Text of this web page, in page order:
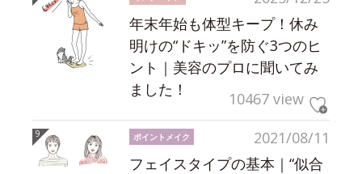
年末年始も体型キープ！休み
明けの“ドキッ”を防ぐ3つのヒ
ント｜美容のプロに聞いてみ
ました！
10467 view
2021/08/11
ポイントメイク
フェイスタイプの基本｜“似合